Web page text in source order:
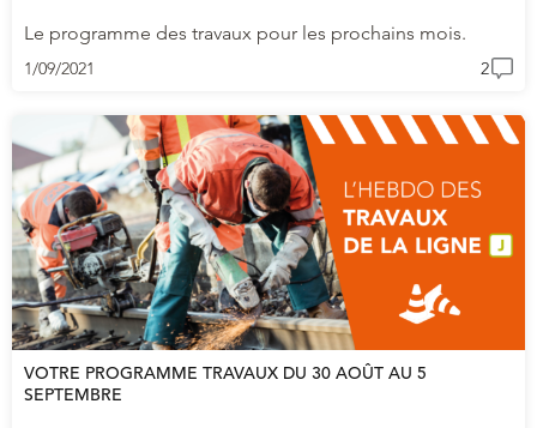
Le programme des travaux pour les prochains mois.
1/09/2021 2
VOTRE PROGRAMME TRAVAUX DU 30 AOÛT AU 5
SEPTEMBRE